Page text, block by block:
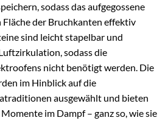
sodass das aufgegossene
Fläche der Bruchkanten effektiv
sind leicht stapelbar und
sodass die
nicht benötigt werden. Die
im Hinblick auf die
ausgewählt und bieten
im Dampf – ganz so, wie sie